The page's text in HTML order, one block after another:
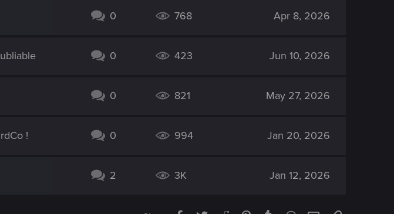
0 768 Apr 8, 2026
0 423 Jun 10, 2026
0 821 May 27, 2026
! 0 994 Jan 20, 2026
2 3K Jan 12, 2026